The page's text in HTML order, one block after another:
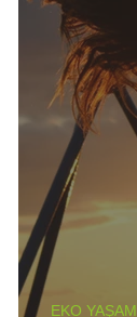
EKO YAŞAM